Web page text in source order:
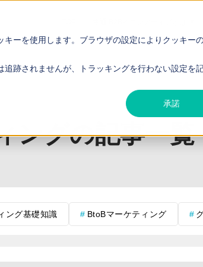
ーを使用します。ブラウザの設定によりクッキー
跡されませんが、トラッキングを行わない設定を
承諾
ングの記事一覧
ング基礎知識 BtoBマーケティング
るここだけの話
海外展開 ライティング ブラ